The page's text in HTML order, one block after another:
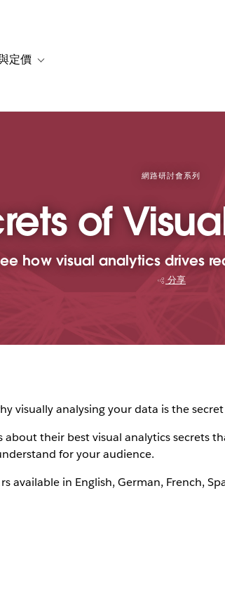
解決方案for 資源
定價 Toggle sub-navigation for 方案與定價
網路研討會系列
of
how visual analytics drives
分享
visually analysing your data is the
their best visual analytics secrets
for your audience.
available in English, German, French,